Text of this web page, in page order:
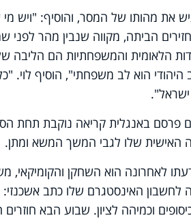
את מהותו של המסר, והוסיף: "ויש
הביתה, מקווה שנבין מהר
הלאומית והמשפחתיות הם הליבה
הוא לב משפחתי", הוסיף לוי.
"
.
פרסם באנגלית קריאה נוקבת תחת
האישית שלו לגבי המשך המשא ומתן.
לאחרונה הוא השחקן והקומיקאי,
וכמיהה לציון. שבוע הבא